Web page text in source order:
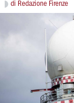
di Redazione Firenze